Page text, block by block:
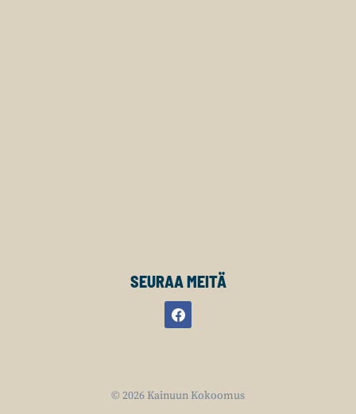
SEURAA MEITÄ
© 2026 Kainuun Kokoomus